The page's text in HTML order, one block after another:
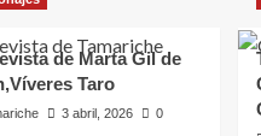
de Marta Gil de
Taro
3 abril, 2026 0